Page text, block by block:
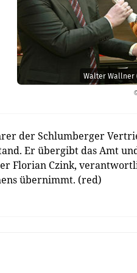
Walter Wallner
der Schlumberger
Er übergibt das Amt
Florian Czink,
übernimmt. (red)